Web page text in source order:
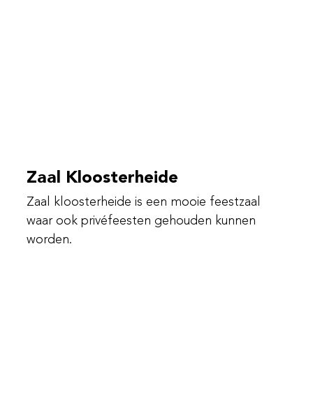
Zaal Kloosterheide
Zaal kloosterheide is een mooie feestzaal
waar ook privéfeesten gehouden kunnen
worden.